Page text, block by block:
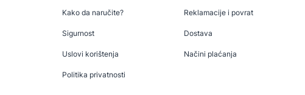
Kako da naručite?
Sigurnost
Uslovi korištenja
Politika privatnosti
Reklamacije i povrat
Dostava
Načini plaćanja